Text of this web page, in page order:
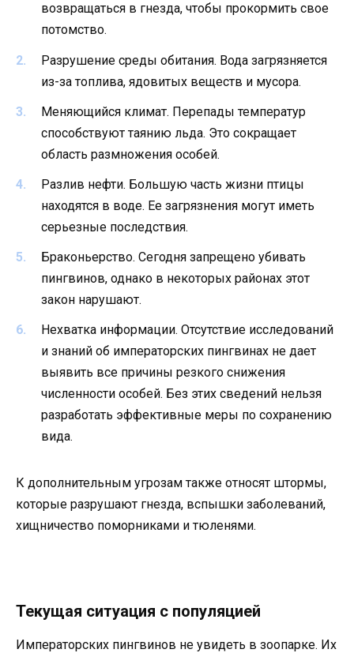
возвращаться в гнезда, чтобы прокормить свое
потомство.
Разрушение среды обитания. Вода загрязняется
из-за топлива, ядовитых веществ и мусора.
Меняющийся климат. Перепады температур
способствуют таянию льда. Это сокращает
область размножения особей.
Разлив нефти. Большую часть жизни птицы
находятся в воде. Ее загрязнения могут иметь
серьезные последствия.
Браконьерство. Сегодня запрещено убивать
пингвинов, однако в некоторых районах этот
закон нарушают.
Нехватка информации. Отсутствие исследований
и знаний об императорских пингвинах не дает
выявить все причины резкого снижения
численности особей. Без этих сведений нельзя
разработать эффективные меры по сохранению
вида.
К дополнительным угрозам также относят штормы,
которые разрушают гнезда, вспышки заболеваний,
хищничество поморниками и тюленями.
Текущая ситуация с популяцией
Императорских пингвинов не увидеть в зоопарке. Их